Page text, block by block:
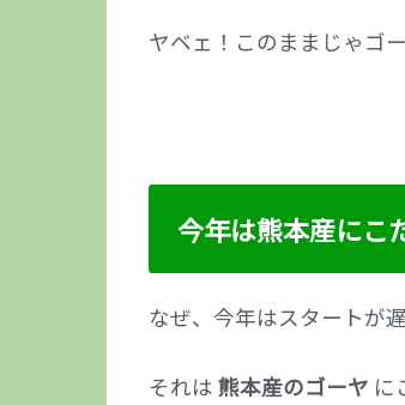
ヤベェ！このままじゃゴ
今年は熊本産にこ
なぜ、今年はスタートが
それは 熊本産のゴーヤ に